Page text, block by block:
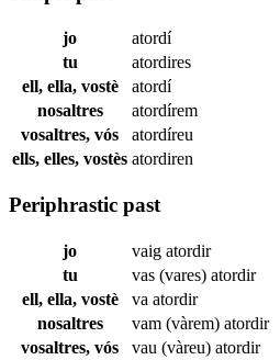
jo
atordí
tu
atordires
ell, ella, vostè
atordí
nosaltres
atordírem
vosaltres, vós
atordíreu
ells, elles, vostès atordiren
Periphrastic past
jo vaig atordir
tu
vas (vares) atordir
ell, ella, vostè
va atordir
nosaltres
vam (vàrem) atordir
vosaltres, vós
vau (vàreu) atordir